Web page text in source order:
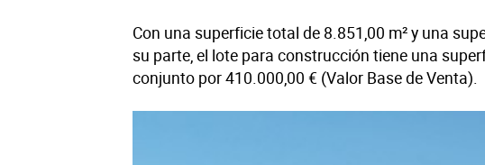
Con una superficie total de 8.851,00 m² y una
su parte, el lote para construcción tiene una
conjunto por 410.000,00 € (Valor Base de Venta).